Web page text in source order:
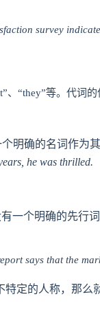
survey
、“they”等。代词
明确的名词作为
he was thrilled.
一个明确的先行
says that the
特定的人称，那